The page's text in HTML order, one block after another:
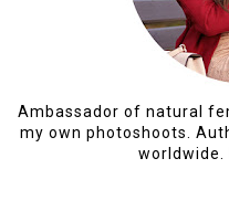
Ambassador of natural
my own photoshoots.
worldwide.